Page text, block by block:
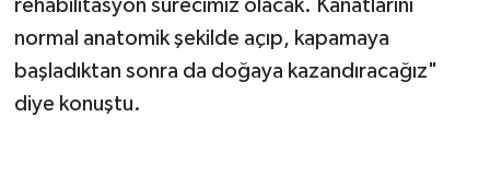
rehabilitasyon sürecimiz olacak. Kanatlarını
normal anatomik şekilde açıp, kapamaya
başladıktan sonra da doğaya kazandıracağız"
diye konuştu.